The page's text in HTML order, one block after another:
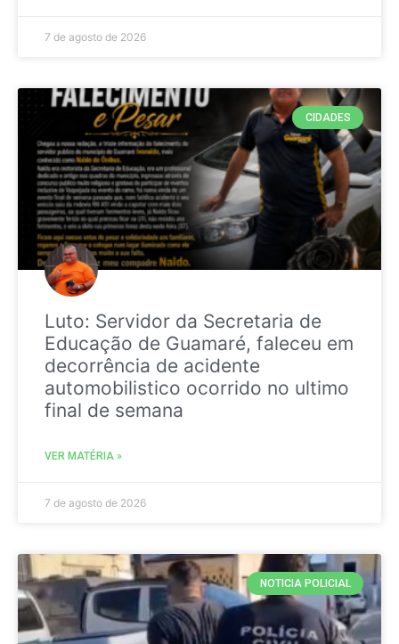
7 de agosto de 2026
CIDADES
Luto: Servidor da Secretaria de
Educação de Guamaré, faleceu em
decorrência de acidente
automobilistico ocorrido no ultimo
final de semana
VER MATÉRIA »
7 de agosto de 2026
NOTICIA POLICIAL